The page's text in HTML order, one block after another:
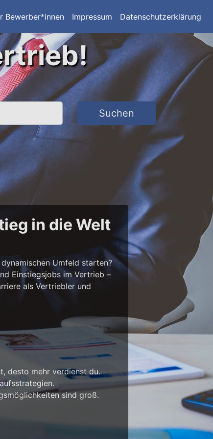
Bewerber*innen Impressum Datenschutzerklärung
Suchen
in die Welt
Umfeld starten?
Einstiegsjobs im Vertrieb –
als Vertriebler und
desto mehr verdienst du.
sind groß.